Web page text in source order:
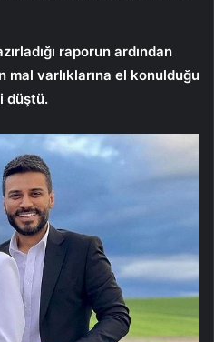
raporun ardından
mal varlıklarına el konulduğu
düştü.